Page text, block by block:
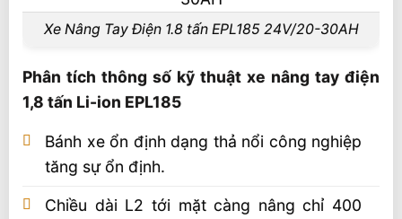
Xe Nâng Tay Điện 1.8 tấn EPL185 24V/20-30AH
Phân tích thông số kỹ thuật xe nâng tay điện
1,8 tấn Li-ion EPL185
Bánh xe ổn định dạng thả nổi công nghiệp
tăng sự ổn định.
Chiều dài L2 tới mặt càng nâng chỉ 400